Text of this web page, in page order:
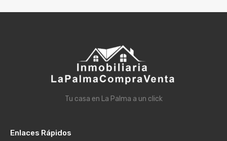
Tu casa en La Palma a un click
Enlaces Rápidos